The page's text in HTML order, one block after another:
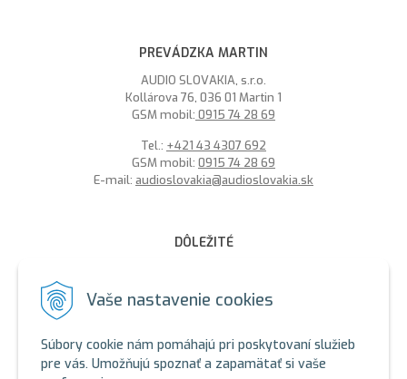
Vaše nastavenie cookies
Súbory cookie nám pomáhajú pri poskytovaní služieb
pre vás. Umožňujú spoznať a zapamätať si vaše
PREVÁDZKA MARTIN
AUDIO SLOVAKIA, s.r.o.
Kollárova 76, 036 01 Martin 1
GSM mobil: 0915 74 28 69
Tel.: +421 43 4307 692
GSM mobil: 0915 74 28 69
E-mail: audioslovakia@audioslovakia.sk
DÔLEŽITÉ
Sme členmi spoločenstva SEWA, zabezpečujeme likvidáciu
sú zahrnuté v cene produktov.